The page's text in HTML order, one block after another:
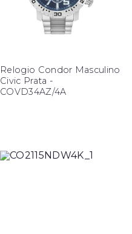
Relogio Condor Masculino
Civic Prata -
COVD34AZ/4A